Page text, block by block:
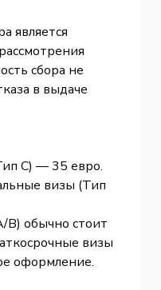
является
сбора не
в выдаче
C) — 35 евро.
визы (Тип
B) обычно стоит
визы
оформление.